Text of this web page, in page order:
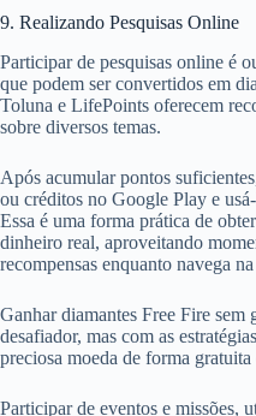
9. Realizando Pesquisas Online
Participar de pesquisas online é
que podem ser convertidos em
Toluna e LifePoints oferecem
sobre diversos temas.
Após acumular pontos
ou créditos no Google Play e
Essa é uma forma prática de
dinheiro real, aproveitando
recompensas enquanto navega
Ganhar diamantes Free Fire sem
desafiador, mas com as
preciosa moeda de forma
Participar de eventos e missões,